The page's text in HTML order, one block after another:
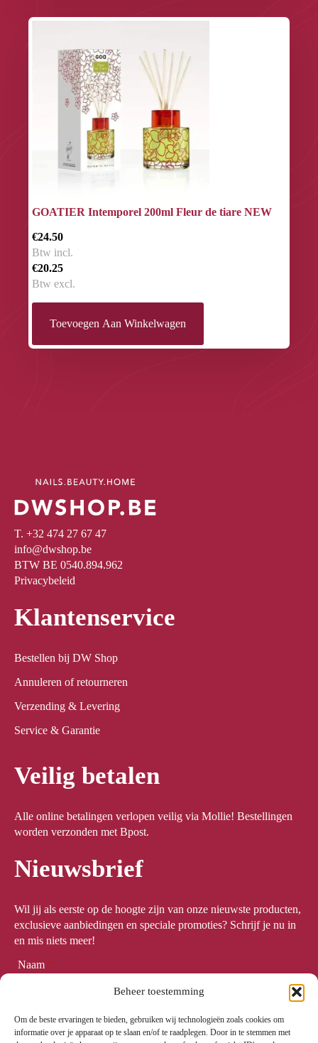
Beheer toestemming
Om de beste ervaringen te bieden, gebruiken wij technologieën zoals cookies om
informatie over je apparaat op te slaan en/of te raadplegen. Door in te stemmen met
GOATIER Intemporel 200ml Fleur de tiare NEW
€24.50
Btw incl.
€20.25
Btw excl.
Toevoegen Aan Winkelwagen
T. +32 474 27 67 47
info@dwshop.be
BTW BE 0540.894.962
Privacybeleid
Klantenservice
Bestellen bij DW Shop
Annuleren of retourneren
Verzending & Levering
Service & Garantie
Veilig betalen
Alle online betalingen verlopen veilig via Mollie! Bestellingen
worden verzonden met Bpost.
Nieuwsbrief
Wil jij als eerste op de hoogte zijn van onze nieuwste producten,
exclusieve aanbiedingen en speciale promoties? Schrijf je nu in
en mis niets meer!
Naam *
Email *